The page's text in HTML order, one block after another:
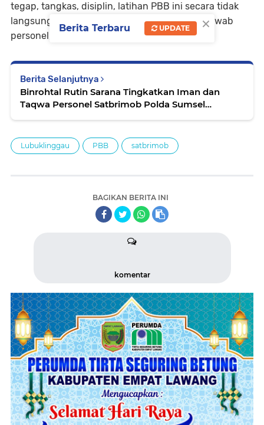
tegap, tangkas, disiplin, latihan PBB ini secara tidak
langsung juga menanamkan rasa tanggung jawab
personel,” ujarnya.
Berita Selanjutnya
Binrohtal Rutin Sarana Tingkatkan Iman dan
Taqwa Personel Satbrimob Polda Sumsel
Lubuklinggau PBB satbrimob
BAGIKAN BERITA INI
komentar
×
Berita Terbaru UPDATE